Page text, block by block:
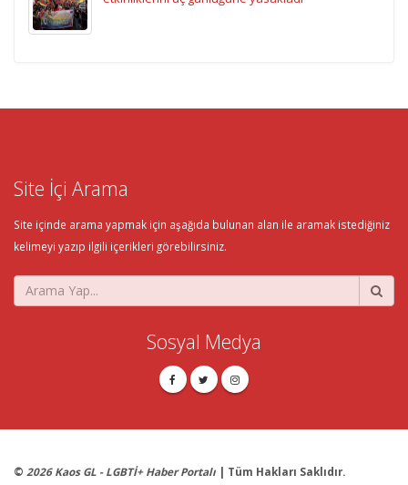
Site İçi Arama
Site içinde arama yapmak için aşağıda bulunan alan ile aramak istediğiniz
kelimeyi yazıp ilgili içerikleri görebilirsiniz.
Sosyal Medya
© 2026 Kaos GL - LGBTİ+ Haber Portalı | Tüm Hakları Saklıdır.